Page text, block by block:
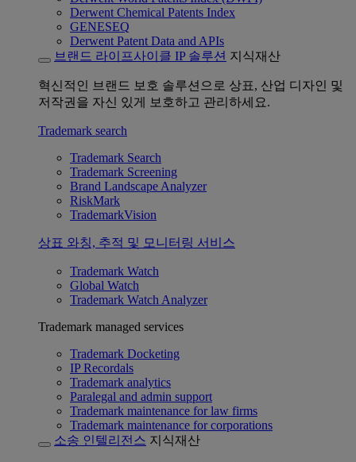
Derwent Chemical Patents Index
GENESEQ
Derwent Patent Data and APIs
브랜드 라이프사이클 IP 솔루션 지식재산
혁신적인 브랜드 보호 솔루션으로 상표, 산업 디자인 및
저작권을 자신 있게 보호하고 관리하세요.
Trademark search
Trademark Search
Trademark Screening
Brand Landscape Analyzer
RiskMark
TrademarkVision
상표 와칭, 추적 및 모니터링 서비스
Trademark Watch
Global Watch
Trademark Watch Analyzer
Trademark managed services
Trademark Docketing
IP Recordals
Trademark analytics
Paralegal and admin support
Trademark maintenance for law firms
Trademark maintenance for corporations
소송 인텔리전스 지식재산